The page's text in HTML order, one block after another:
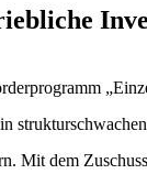
Mit dem